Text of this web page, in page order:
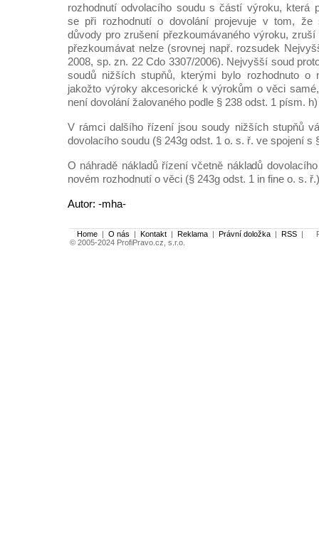
rozhodnutí odvolacího soudu s částí výroku, která
se při rozhodnutí o dovolání projevuje v tom, že
důvody pro zrušení přezkoumávaného výroku,
přezkoumávat nelze (srovnej např. rozsudek
2008, sp. zn. 22 Cdo 3307/2006). Nejvyšší soud
soudů nižších stupňů, kterými bylo rozhodnuto o
jakožto výroky akcesorické k výrokům o věci
není dovolání žalovaného podle § 238 odst. 1 písm.
V rámci dalšího řízení jsou soudy nižších stupňů
dovolacího soudu (§ 243g odst. 1 o. s. ř. ve spojení s
O náhradě nákladů řízení včetně nákladů
novém rozhodnutí o věci (§ 243g odst. 1 in fine o. s.
Autor: -mha-
Home | O nás | Kontakt | Reklama | Právní doložka | RSS |
© 2005-2024 ProfiPravo.cz, s.r.o.